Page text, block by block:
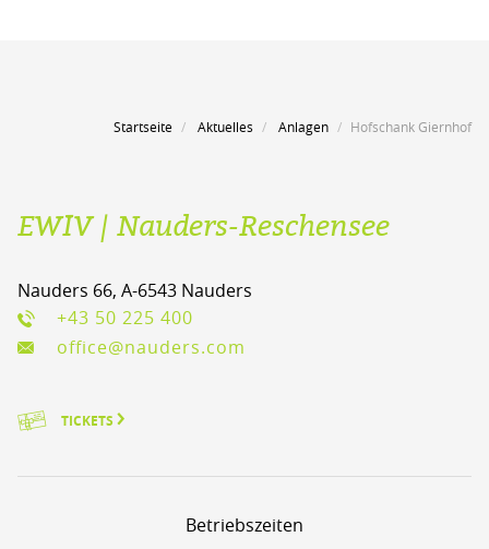
Startseite Aktuelles Anlagen Hofschank Giernhof
EWIV | Nauders-Reschensee
Nauders 66, A-6543 Nauders
+43 50 225 400
office@nauders.com
TICKETS
Betriebszeiten